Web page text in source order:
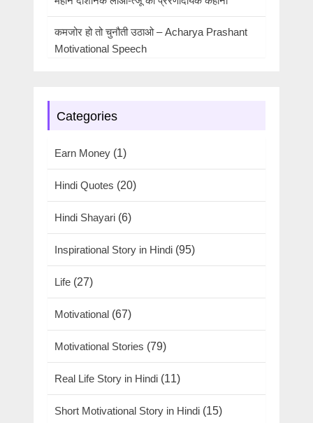
कमजोर हो तो चुनौती उठाओ – Acharya Prashant
Motivational Speech
Categories
Earn Money (1)
Hindi Quotes (20)
Hindi Shayari (6)
Inspirational Story in Hindi (95)
Life (27)
Motivational (67)
Motivational Stories (79)
Real Life Story in Hindi (11)
Short Motivational Story in Hindi (15)